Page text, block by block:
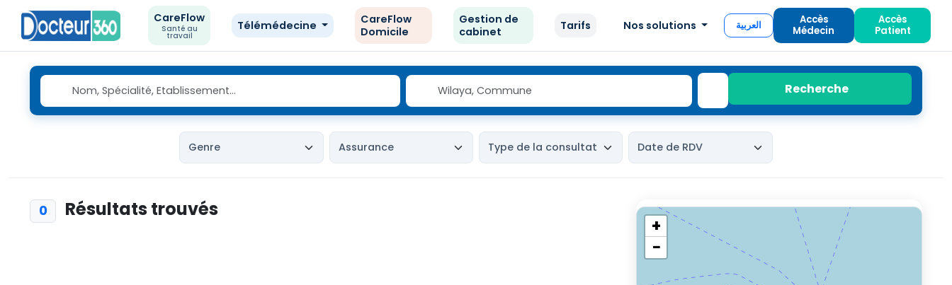
CareFlow
Santé au
travail
Télémédecine
CareFlow
Domicile
Gestion de
cabinet
Tarifs Nos solutions العربية
Accès
Médecin
Accès
Patient
Recherche
0 Résultats trouvés
+
−